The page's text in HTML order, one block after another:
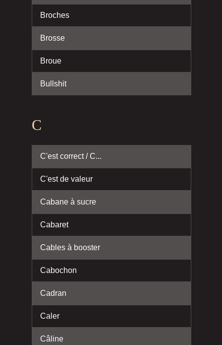
Broches
Brosse
Broue
Bullshit
C
C'est correct / C...
C'est de valeur
Cabane à sucre
Cabaret
Cables à booster
Cabochon
Cadran
Caler
Câline